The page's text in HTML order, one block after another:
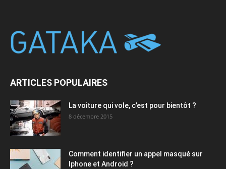
ARTICLES POPULAIRES
La voiture qui vole, c’est pour bientôt ?
8 décembre 2015
Comment identifier un appel masqué sur
Iphone et Android ?